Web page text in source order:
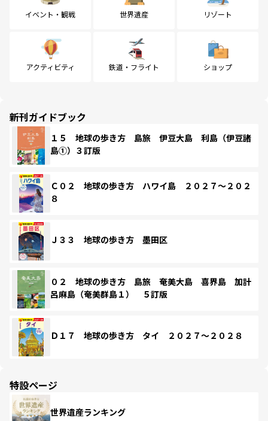
イベント・観戦 世界遺産 リゾート
アクティビティ 鉄道・フライト ショップ
新刊ガイドブック
１５ 地球の歩き方 島旅 伊豆大島 利島（伊豆諸
島①）３訂版
Ｃ０２ 地球の歩き方 ハワイ島 ２０２７～２０２
８
Ｊ３３ 地球の歩き方 墨田区
０２ 地球の歩き方 島旅 奄美大島 喜界島 加計
呂麻島（奄美群島１） ５訂版
Ｄ１７ 地球の歩き方 タイ ２０２７～２０２８
特設ページ
世界遺産ランキング